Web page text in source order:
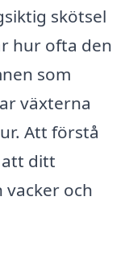
skötsel
hur ofta den
som
växterna
Att förstå
att ditt
och